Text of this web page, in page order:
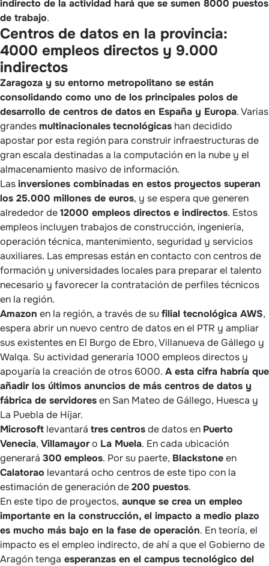
indirecto de la actividad hará que se sumen 8000 puestos
de trabajo.
Centros de datos en la provincia:
4000 empleos directos y 9.000
indirectos
Zaragoza y su entorno metropolitano se están
consolidando como uno de los principales polos de
desarrollo de centros de datos en España y Europa. Varias
grandesmultinacionalestecnológicas han decidido
apostar por esta región para construir infraestructuras de
gran escala destinadas a la computación en la nube y el
almacenamiento masivo de información.
Lasinversiones combinadas en estos proyectos superan
los 25.000 millones de euros, y se espera que generen
alrededor de12000 empleos directos e indirectos. Estos
empleos incluyen trabajos de construcción, ingeniería,
operación técnica, mantenimiento, seguridad y servicios
auxiliares. Las empresas están en contacto con centros de
formación y universidades locales para preparar el talento
necesario y favorecer la contratación de perfiles técnicos
en la región.
Amazon en la región, a través de sufilial tecnológica AWS,
espera abrir un nuevo centro de datos en el PTR y ampliar
sus existentes en El Burgo de Ebro, Villanueva de Gállego y
Walqa. Su actividad generaría 1000 empleos directos y
apoyaría la creación de otros 6000. A esta cifra habría que
añadir los últimos anuncios de más centros de datos y
fábrica de servidoresen San Mateo de Gállego, Huesca y
La Puebla de Híjar.
Microsoft levantará trescentrosde datos en Puerto
Venecia, Villamayoro La Muela. En cada ubicación
generará 300 empleos. Por su paerte, Blackstoneen
Calatorao levantará ocho centros de este tipo con la
estimación de generación de200 puestos.
En este tipo de proyectos, aunque se crea un empleo
importante en la construcción, el impacto a medio plazo
es mucho más bajo en la fase de operación. En teoría, el
impacto es el empleo indirecto, de ahí a que el Gobierno de
Aragón tenga esperanzas en el campus tecnológico del